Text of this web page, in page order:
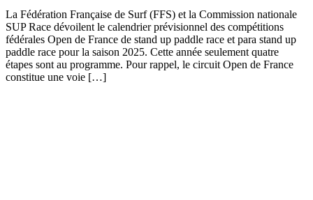
La Fédération Française de Surf (FFS) et la Commission nationale
SUP Race dévoilent le calendrier prévisionnel des compétitions
fédérales Open de France de stand up paddle race et para stand up
paddle race pour la saison 2025. Cette année seulement quatre
étapes sont au programme. Pour rappel, le circuit Open de France
constitue une voie […]